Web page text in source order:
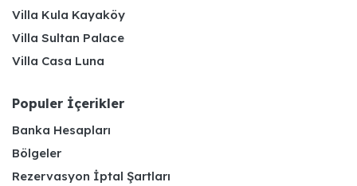
Villa Kula Kayaköy
Villa Sultan Palace
Villa Casa Luna
Populer İçerikler
Banka Hesapları
Bölgeler
Rezervasyon İptal Şartları